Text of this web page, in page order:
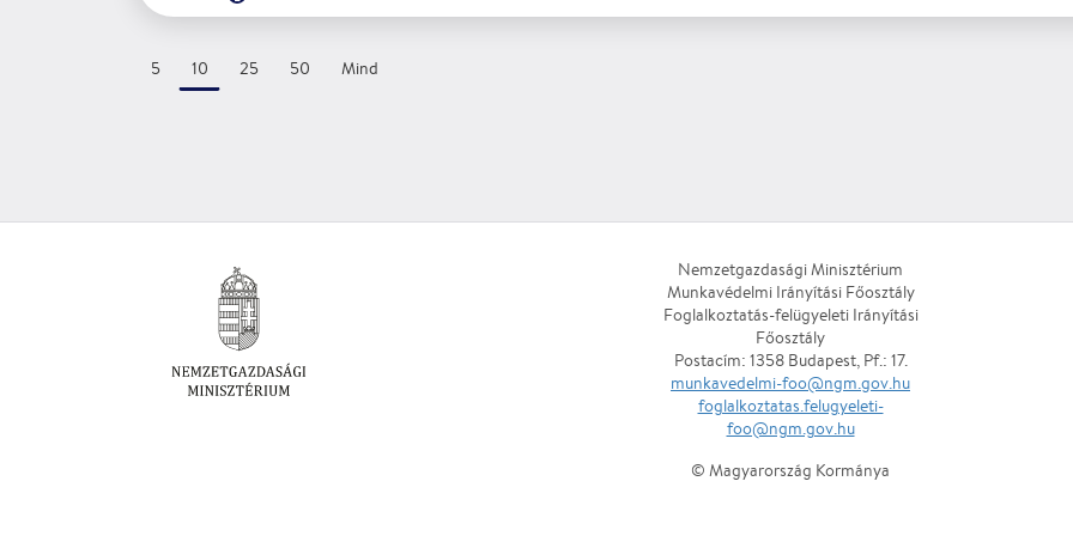
5 10 25 50 Mind
Nemzetgazdasági Minisztérium
Munkavédelmi Irányítási Főosztály
Foglalkoztatás-felügyeleti Irányítási
Főosztály
Postacím: 1358 Budapest, Pf.: 17.
munkavedelmi-foo@ngm.gov.hu
foglalkoztatas.felugyeleti-
foo@ngm.gov.hu
© Magyarország Kormánya